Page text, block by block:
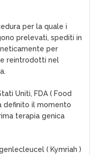
per la quale i
prelevati, spediti in
per
reintrodotti nel
Uniti, FDA ( Food
definito il momento
terapia genica
( Kymriah )